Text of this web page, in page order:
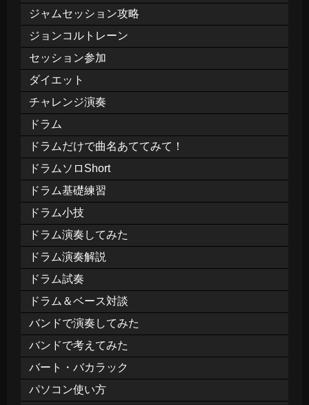
ジャムセッション攻略
ジョンコルトレーン
セッション参加
ダイエット
チャレンジ演奏
ドラム
ドラムだけで曲名あててみて！
ドラムソロShort
ドラム基礎練習
ドラム小技
ドラム演奏してみた
ドラム演奏解説
ドラム試奏
ドラム＆ベース対談
バンドで演奏してみた
バンドで考えてみた
バート・バカラック
パソコン使い方